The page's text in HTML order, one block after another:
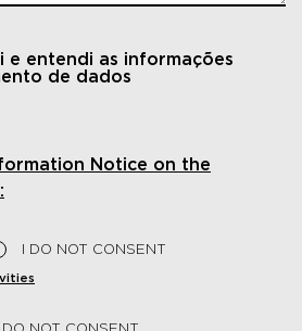
e entendi as informações
de dados
Notice on the
I DO NOT CONSENT